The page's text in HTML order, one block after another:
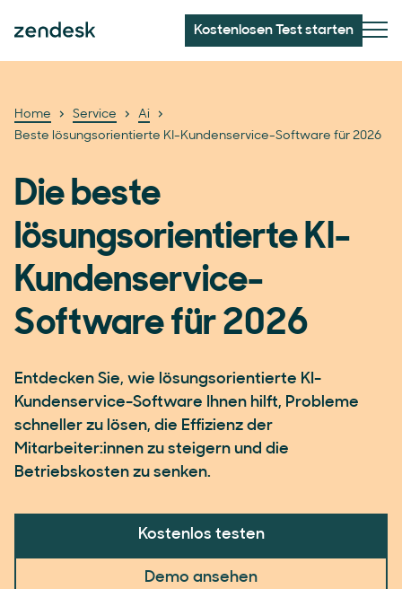
Kostenlosen Test starten
Home Service
Ai
Beste lösungsorientierte KI-Kundenservice-Software für 2026
Die beste
lösungsorientierte KI-
Kundenservice-
Software für 2026
Entdecken Sie, wie lösungsorientierte KI-
Kundenservice-Software Ihnen hilft, Probleme
schneller zu lösen, die Effizienz der
Mitarbeiter:innen zu steigern und die
Betriebskosten zu senken.
Kostenlos testen
Demo ansehen